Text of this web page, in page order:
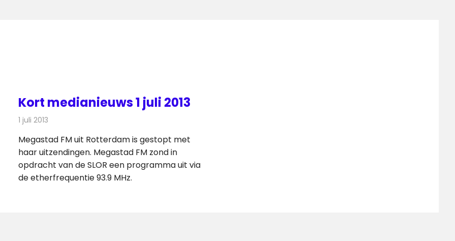
Kort medianieuws 1 juli 2013
1 juli 2013
Megastad FM uit Rotterdam is gestopt met
haar uitzendingen. Megastad FM zond in
opdracht van de SLOR een programma uit via
de etherfrequentie 93.9 MHz.